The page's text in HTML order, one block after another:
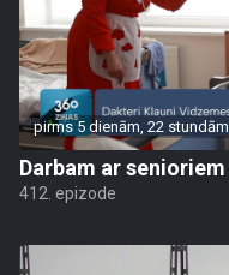
pirms 5 dienām, 22 stundām
Darbam ar
412. epizode